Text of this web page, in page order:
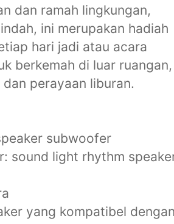
dan ramah lingkungan,
ini merupakan hadiah
hari jadi atau acara
berkemah di luar ruangan,
perayaan liburan.
subwoofer
sound light rhythm
yang kompatibel